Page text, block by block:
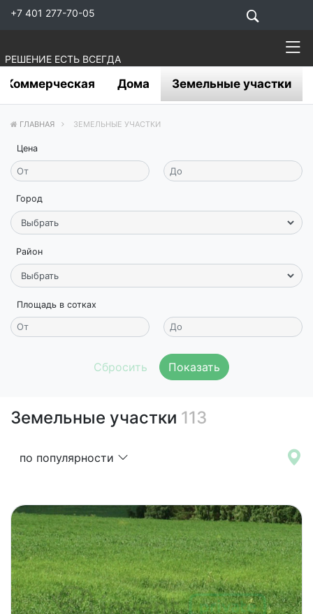
+7 401 277-70-05
РЕШЕНИЕ ЕСТЬ ВСЕГДА
Коммерческая Дома Земельные участки
ГЛАВНАЯ ЗЕМЕЛЬНЫЕ УЧАСТКИ
Цена
Город
Район
Площадь в сотках
Показать
Земельные участки 113
по популярности